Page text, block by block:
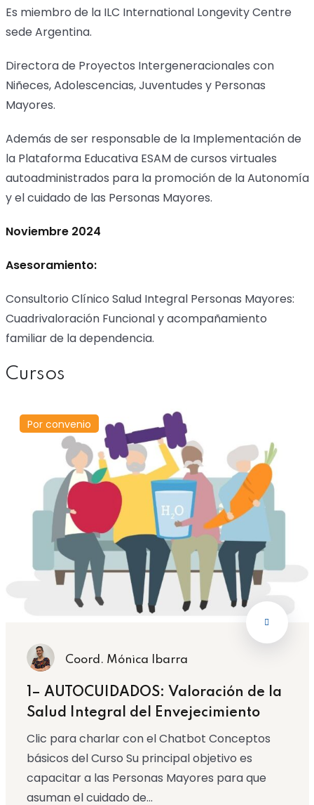
Es miembro de la ILC International Longevity Centre
sede Argentina.
Directora de Proyectos Intergeneracionales con
Niñeces, Adolescencias, Juventudes y Personas
Mayores.
Además de ser responsable de la Implementación de
la Plataforma Educativa ESAM de cursos virtuales
autoadministrados para la promoción de la Autonomía
y el cuidado de las Personas Mayores.
Noviembre 2024
Asesoramiento:
Consultorio Clínico Salud Integral Personas Mayores:
Cuadrivaloración Funcional y acompañamiento
familiar de la dependencia.
Cursos
Por convenio
Coord. Mónica Ibarra
1– AUTOCUIDADOS: Valoración de la
Salud Integral del Envejecimiento
Clic para charlar con el Chatbot Conceptos
básicos del Curso Su principal objetivo es
capacitar a las Personas Mayores para que
asuman el cuidado de...